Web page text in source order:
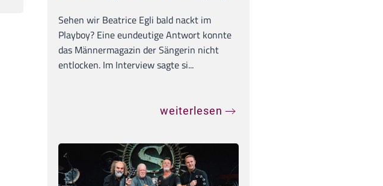
Sehen wir Beatrice Egli bald nackt im
Playboy? Eine eundeutige Antwort konnte
das Männermagazin der Sängerin nicht
entlocken. Im Interview sagte si...
weiterlesen